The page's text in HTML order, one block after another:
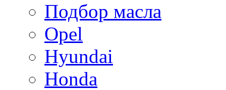
Подбор масла
Opel
Hyundai
Honda